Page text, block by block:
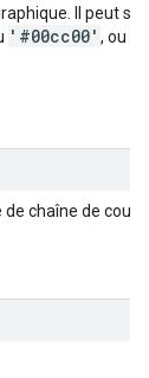
Il peut
'#00cc00' , ou
chaîne de